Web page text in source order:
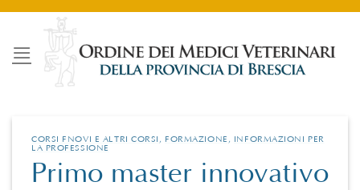
Salta
contenuti
CORSI FNOVI E ALTRI CORSI , FORMAZIONE ,
INFORMAZIONI PER
LA PROFESSIONE
Primo master innovativo